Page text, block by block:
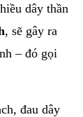
dây thần
, sẽ gây ra
– đó gọi
đau dây